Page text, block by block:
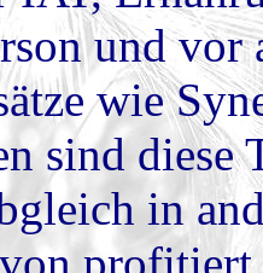
und vor
wie
sind diese
in